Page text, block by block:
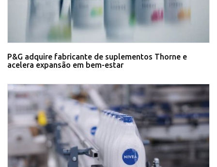
P&G adquire fabricante de suplementos Thorne e
acelera expansão em bem-estar